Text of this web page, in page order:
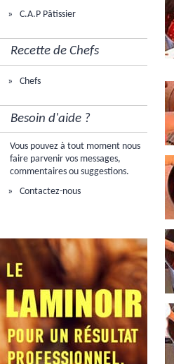
C.A.P Pâtissier
Recette de Chefs
Chefs
Besoin d'aide ?
Vous pouvez à tout moment nous
faire parvenir vos messages,
commentaires ou suggestions.
Contactez-nous